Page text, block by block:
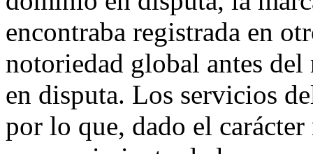
encontraba registrada en
notoriedad global antes
en disputa. Los servicios
por lo que, dado el